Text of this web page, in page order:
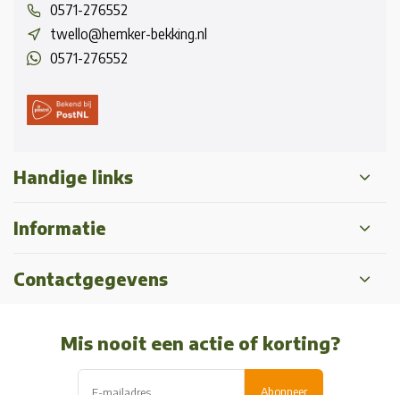
0571-276552
twello@hemker-bekking.nl
0571-276552
Handige links
Informatie
Contactgegevens
Mis nooit een actie of korting?
Abonneer